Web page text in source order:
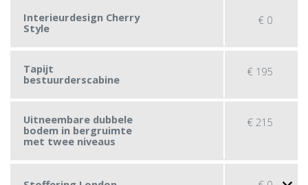
Interieurdesign Cherry
Style
€ 0
Tapijt
bestuurderscabine
€ 195
Uitneembare dubbele
bodem in bergruimte
met twee niveaus
€215